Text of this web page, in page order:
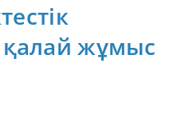
жұмыс